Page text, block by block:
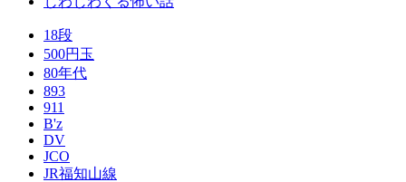
18段
500円玉
80年代
893
911
B'z
DV
JCO
JR福知山線